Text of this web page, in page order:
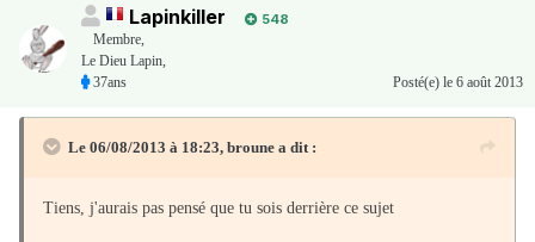
Lapinkiller
548
Membre,
Le Dieu Lapin,
37ans
Posté(e) le 6 août 2013
Le 06/08/2013 à 18:23, broune a dit :
Tiens, j'aurais pas pensé que tu sois derrière ce sujet